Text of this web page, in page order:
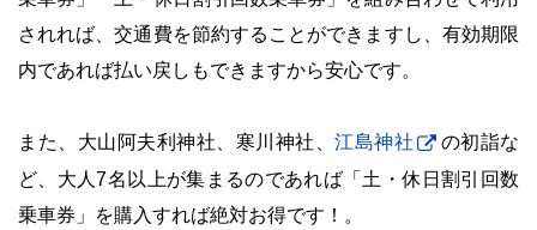
されれば、交通費を節約することができますし、有効期限
内であれば払い戻しもできますから安心です。
また、大山阿夫利神社、寒川神社、 江島神社
の初詣な
ど、大人7名以上が集まるのであれば「土・休日割引回数
乗車券」を購入すれば絶対お得です！。